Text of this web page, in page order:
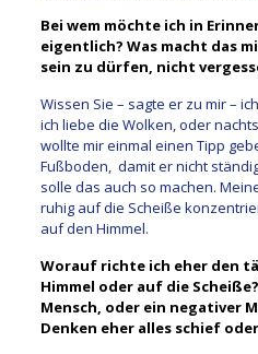
Bei wem möchte ich in
eigentlich? Was macht das
sein zu dürfen, nicht
Wissen Sie – sagte er zu mir –
ich liebe die Wolken, oder
wollte mir einmal einen Tipp
Fußboden, damit er nicht
solle das auch so machen.
ruhig auf die Scheiße
auf den Himmel.
Worauf richte ich eher den
Himmel oder auf die
Mensch, oder ein negativer
Denken eher alles schief